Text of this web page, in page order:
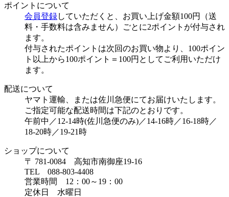
ポイントについて
会員登録していただくと、お買い上げ金額100円（送
料・手数料は含みません）ごとに2ポイントが付与され
ます。
付与されたポイントは次回のお買い物より、100ポイン
ト以上から100ポイント＝100円としてご利用いただけ
ます。
配送について
ヤマト運輸、または佐川急便にてお届けいたします。
ご指定可能な配送時間は下記のとおりです。
午前中／12-14時(佐川急便のみ)／14-16時／16-18時／
18-20時／19-21時
ショップについて
〒 781-0084 高知市南御座19-16
TEL 088-803-4408
営業時間 12：00～19：00
定休日 水曜日